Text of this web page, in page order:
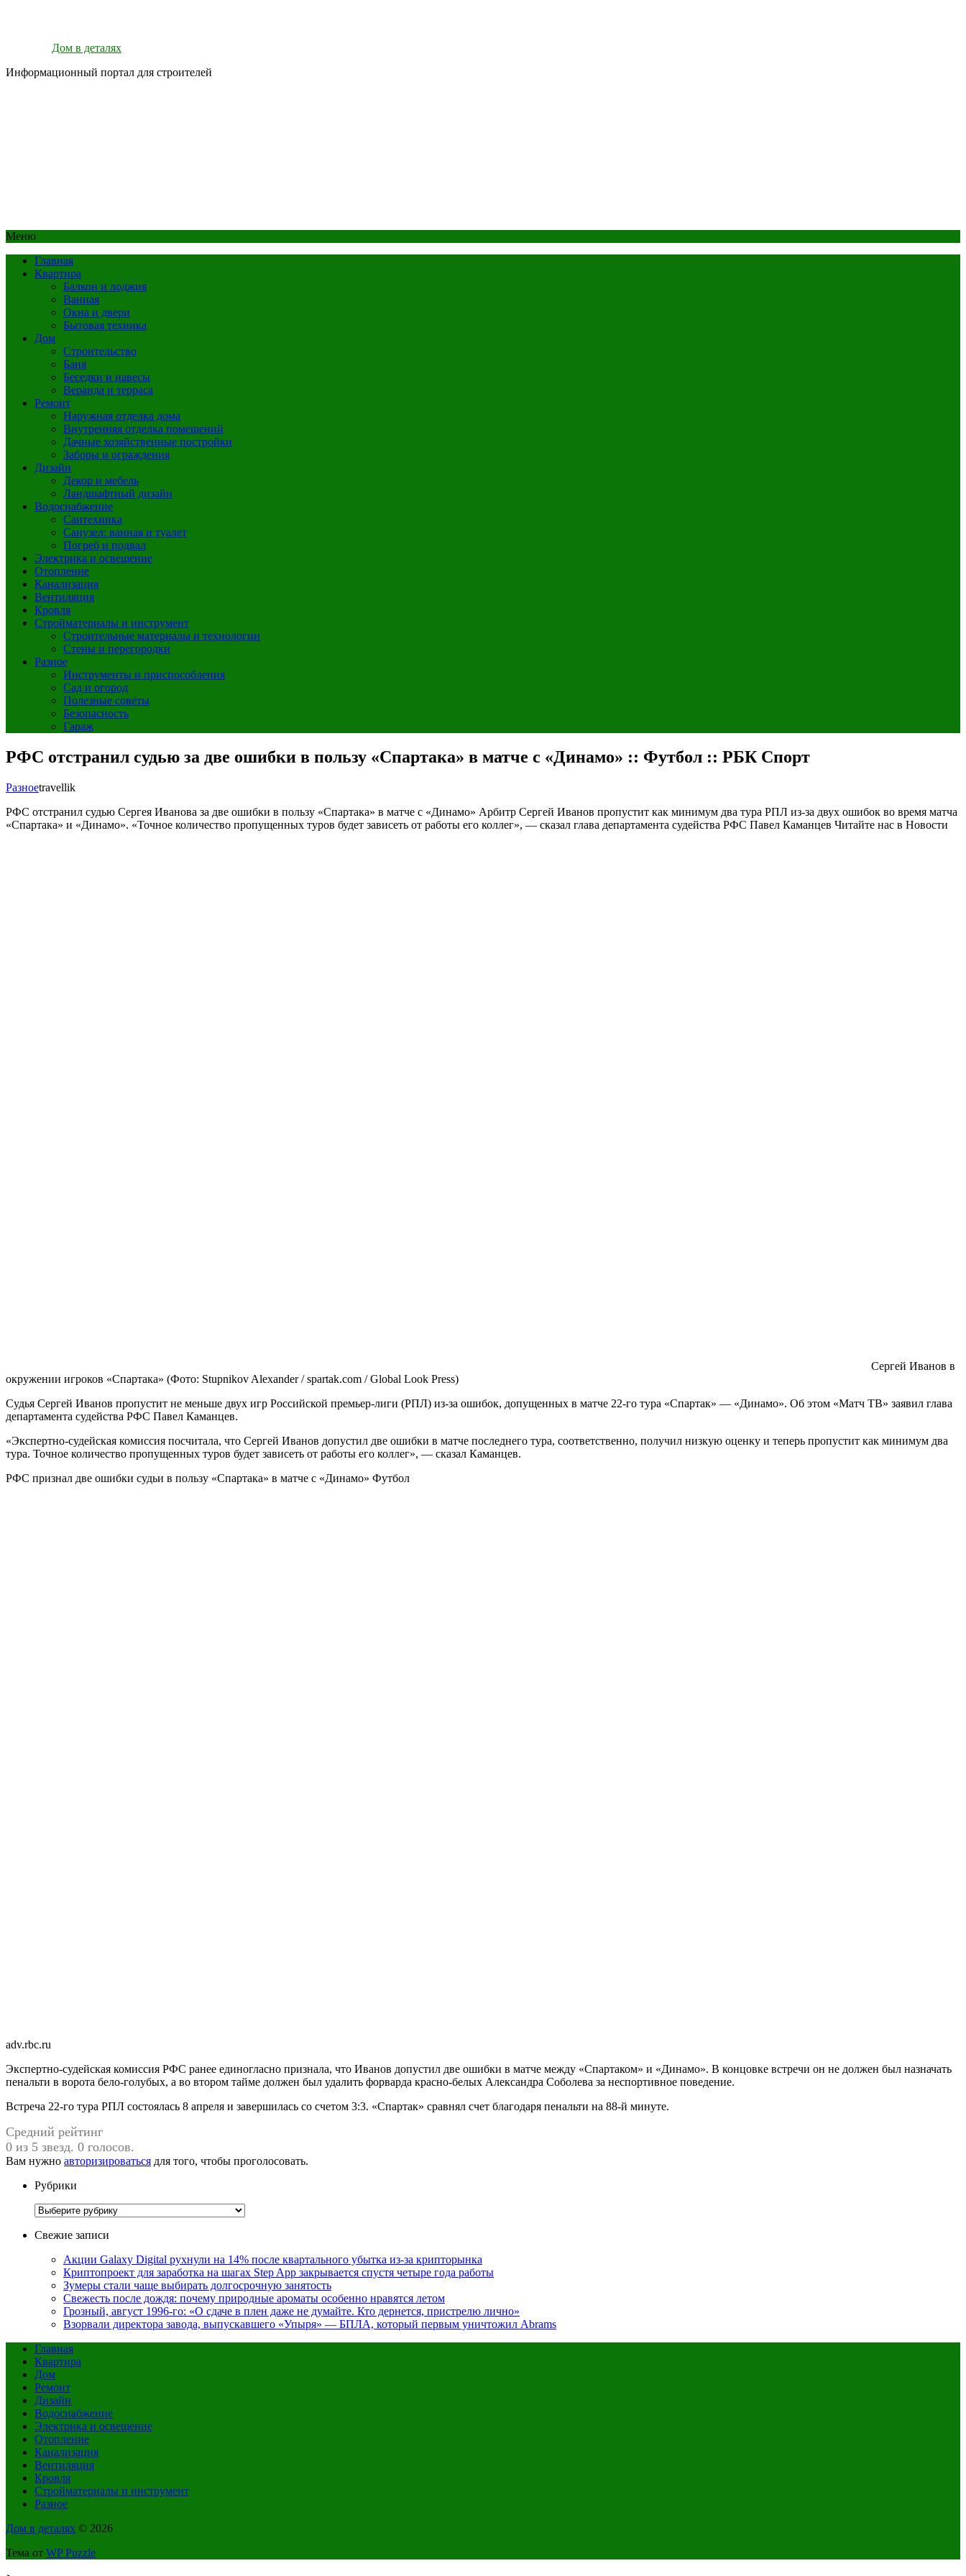
Дом в деталях
Информационный портал для строителей
Меню
Главная
Квартира
Балкон и лоджия
Ванная
Окна и двери
Бытовая техника
Дом
Строительство
Баня
Беседки и навесы
Веранда и терраса
Ремонт
Наружная отделка дома
Внутренняя отделка помещений
Дачные хозяйственные постройки
Заборы и ограждения
Дизайн
Декор и мебель
Ландшафтный дизайн
Водоснабжение
Сантехника
Санузел: ванная и туалет
Погреб и подвал
Электрика и освещение
Отопление
Канализация
Вентиляция
Кровля
Стройматериалы и инструмент
Строительные материалы и технологии
Стены и перегородки
Разное
Инструменты и приспособления
Сад и огород
Полезные советы
Безопасность
Гараж
РФС отстранил судью за две ошибки в пользу «Спартака» в матче с «Динамо» :: Футбол :: РБК Спорт
Разноеtravellik
РФС отстранил судью Сергея Иванова за две ошибки в пользу «Спартака» в матче с «Динамо» Арбитр Сергей Иванов пропустит как минимум два тура РПЛ из-за двух ошибок во время матча
«Спартака» и «Динамо». «Точное количество пропущенных туров будет зависеть от работы его коллег», — сказал глава департамента судейства РФС Павел Каманцев Читайте нас в Новости
Сергей Иванов в
окружении игроков «Спартака» (Фото: Stupnikov Alexander / spartak.com / Global Look Press)
Судья Сергей Иванов пропустит не меньше двух игр Российской премьер-лиги (РПЛ) из-за ошибок, допущенных в матче 22-го тура «Спартак» — «Динамо». Об этом «Матч ТВ» заявил глава
департамента судейства РФС Павел Каманцев.
«Экспертно‑судейская комиссия посчитала, что Сергей Иванов допустил две ошибки в матче последнего тура, соответственно, получил низкую оценку и теперь пропустит как минимум два
тура. Точное количество пропущенных туров будет зависеть от работы его коллег», — сказал Каманцев.
РФС признал две ошибки судьи в пользу «Спартака» в матче с «Динамо» Футбол
adv.rbc.ru
Экспертно-судейская комиссия РФС ранее единогласно признала, что Иванов допустил две ошибки в матче между «Спартаком» и «Динамо». В концовке встречи он не должен был назначать
пенальти в ворота бело-голубых, а во втором тайме должен был удалить форварда красно-белых Александра Соболева за неспортивное поведение.
Встреча 22-го тура РПЛ состоялась 8 апреля и завершилась со счетом 3:3. «Спартак» сравнял счет благодаря пенальти на 88-й минуте.
Средний рейтинг
0 из 5 звезд. 0 голосов.
Вам нужно авторизироваться для того, чтобы проголосовать.
Рубрики
Рубрики
Свежие записи
Акции Galaxy Digital рухнули на 14% после квартального убытка из-за крипторынка
Криптопроект для заработка на шагах Step App закрывается спустя четыре года работы
Зумеры стали чаще выбирать долгосрочную занятость
Свежесть после дождя: почему природные ароматы особенно нравятся летом
Грозный, август 1996-го: «О сдаче в плен даже не думайте. Кто дернется, пристрелю лично»
Взорвали директора завода, выпускавшего «Упыря» — БПЛА, который первым уничтожил Abrams
Главная
Квартира
Дом
Ремонт
Дизайн
Водоснабжение
Электрика и освещение
Отопление
Канализация
Вентиляция
Кровля
Стройматериалы и инструмент
Разное
Дом в деталях © 2026
Тема от WP Puzzle